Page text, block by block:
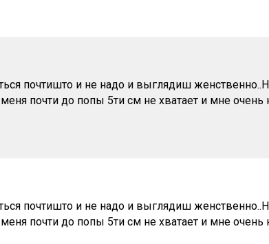
почтишто и не надо и выглядиш
почти до попы 5ти см не хватает и мне очень
почтишто и не надо и выглядиш
почти до попы 5ти см не хватает и мне очень